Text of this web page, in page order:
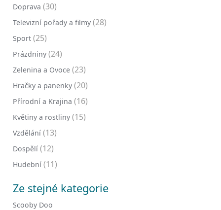
Doprava (30)
Televizní pořady a filmy (28)
Sport (25)
Prázdniny (24)
Zelenina a Ovoce (23)
Hračky a panenky (20)
Přírodní a Krajina (16)
Květiny a rostliny (15)
Vzdělání (13)
Dospělí (12)
Hudební (11)
Ze stejné kategorie
Scooby Doo